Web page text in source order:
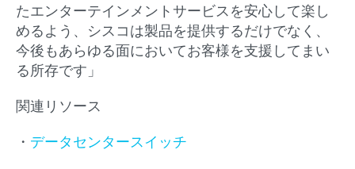
たエンターテインメントサービスを安心して楽し
めるよう、シスコは製品を提供するだけでなく、
今後もあらゆる面においてお客様を支援してまい
る所存です」
関連リソース
・ データセンタースイッチ